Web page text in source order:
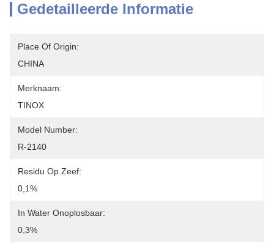
Gedetailleerde Informatie
Place Of Origin:
CHINA
Merknaam:
TINOX
Model Number:
R-2140
Residu Op Zeef:
0,1%
In Water Onoplosbaar:
0,3%